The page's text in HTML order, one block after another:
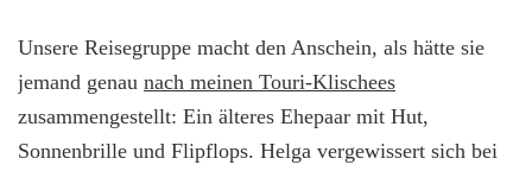
Unsere Reisegruppe macht den Anschein, als hätte sie
jemand genau nach meinen Touri-Klischees
zusammengestellt: Ein älteres Ehepaar mit Hut,
Sonnenbrille und Flipflops. Helga vergewissert sich bei